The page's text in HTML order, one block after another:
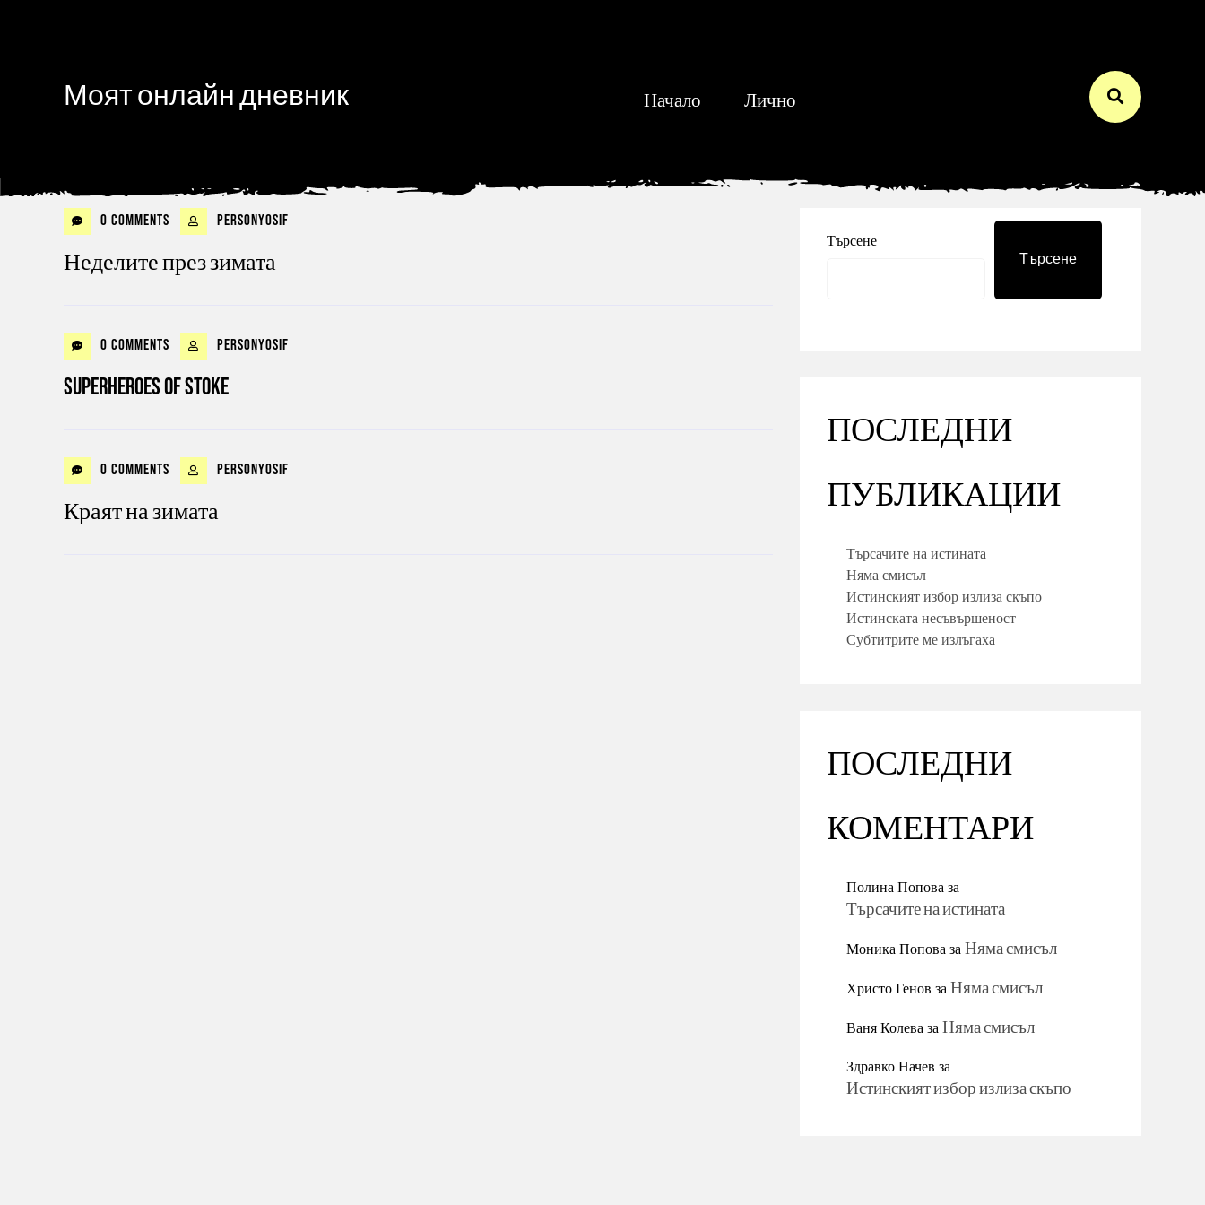
Моят онлайн дневник Начало Лично
0 Comments personyosif
Неделите през зимата
0 Comments personyosif
Superheroes of Stoke
0 Comments personyosif
Краят на зимата
Търсене
Търсене
ПОСЛЕДНИ
ПУБЛИКАЦИИ
Търсачите на истината
Няма смисъл
Истинският избор излиза скъпо
Истинската несъвършеност
Субтитрите ме излъгаха
ПОСЛЕДНИ
КОМЕНТАРИ
Полина Поповаза
Търсачите на истината
Моника ПоповазаНяма смисъл
Христо ГеновзаНяма смисъл
Ваня КолевазаНяма смисъл
Здравко Начевза
Истинският избор излиза скъпо